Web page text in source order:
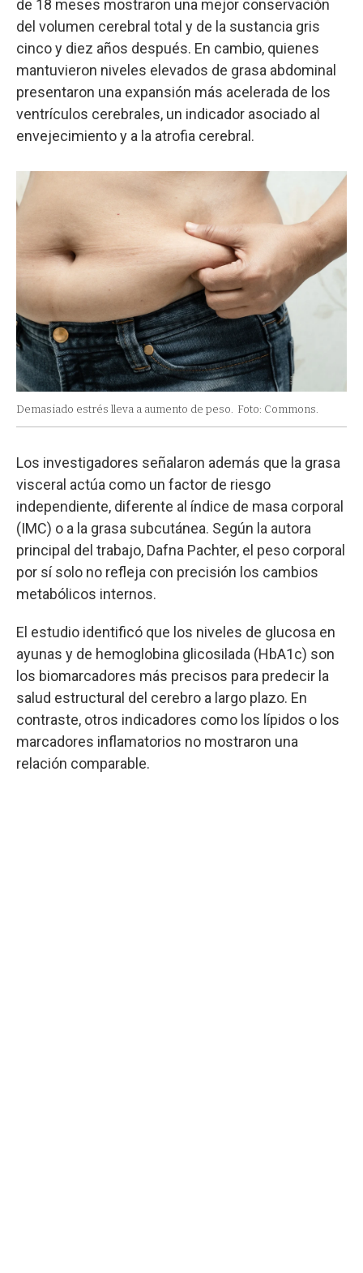
de 18 meses mostraron una mejor conservación
del volumen cerebral total y de la sustancia gris
cinco y diez años después. En cambio, quienes
mantuvieron niveles elevados de grasa abdominal
presentaron una expansión más acelerada de los
ventrículos cerebrales, un indicador asociado al
envejecimiento y a la atrofia cerebral.
Demasiado estrés lleva a aumento de peso. Foto: Commons.
Los investigadores señalaron además que la grasa
visceral actúa como un factor de riesgo
independiente, diferente al índice de masa corporal
(IMC) o a la grasa subcutánea. Según la autora
principal del trabajo, Dafna Pachter, el peso corporal
por sí solo no refleja con precisión los cambios
metabólicos internos.
El estudio identificó que los niveles de glucosa en
ayunas y de hemoglobina glicosilada (HbA1c) son
los biomarcadores más precisos para predecir la
salud estructural del cerebro a largo plazo. En
contraste, otros indicadores como los lípidos o los
marcadores inflamatorios no mostraron una
relación comparable.